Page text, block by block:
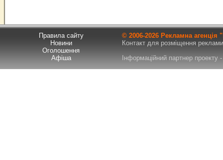
Правила сайту
Новини
Оголошення
Афіша
© 2006-2026 Рекламна
Контакт для розміщення
Інформаційний партнер проекту